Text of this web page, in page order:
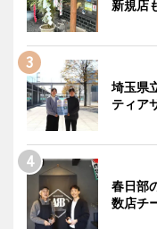
新規店
埼玉県
ティア
春日部
数店チ